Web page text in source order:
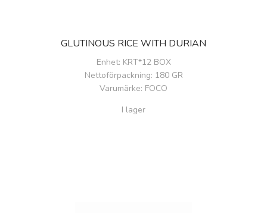
GLUTINOUS RICE WITH DURIAN
Enhet: KRT*12 BOX
Nettoförpackning: 180 GR
Varumärke: FOCO
I lager